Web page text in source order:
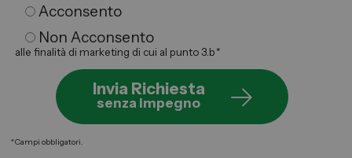
Acconsento
Non Acconsento
alle finalità di marketing di cui al punto 3.b*
Invia Richiesta
senza impegno
*Campi obbligatori.